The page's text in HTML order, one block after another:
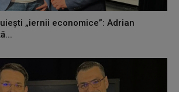
„iernii economice”: Adrian